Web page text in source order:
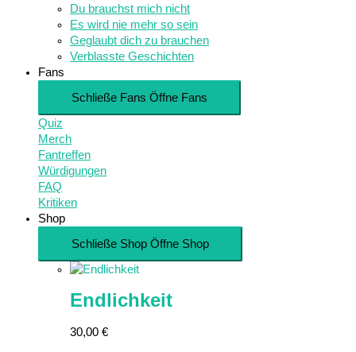
Du brauchst mich nicht
Es wird nie mehr so sein
Geglaubt dich zu brauchen
Verblasste Geschichten
Fans
Schließe Fans Öffne Fans
Quiz
Merch
Fantreffen
Würdigungen
FAQ
Kritiken
Shop
Schließe Shop Öffne Shop
Endlichkeit
30,00 €